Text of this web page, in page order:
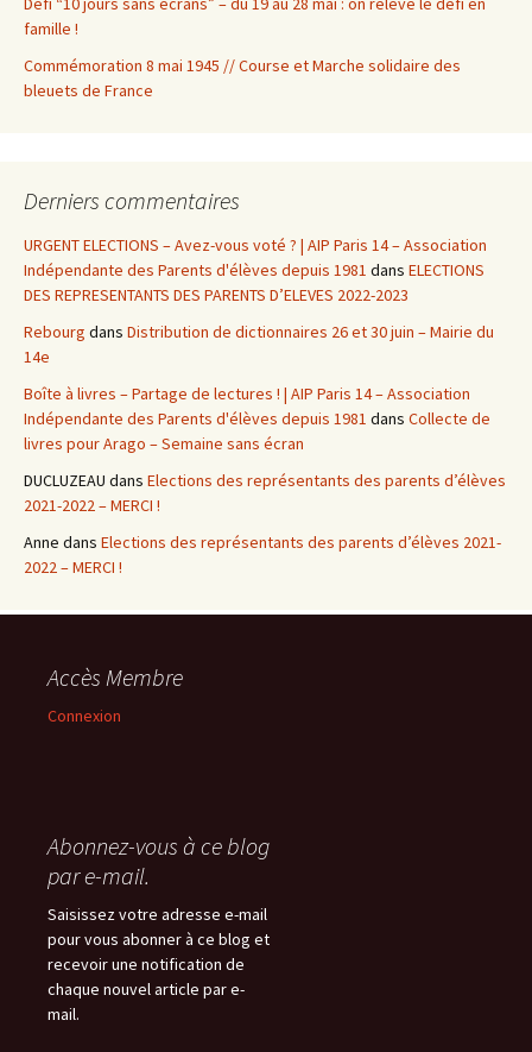
famille !
Commémoration 8 mai 1945 // Course et Marche solidaire des
bleuets de France
Derniers commentaires
URGENT ELECTIONS – Avez-vous voté ? | AIP Paris 14 – Association
Indépendante des Parents d'élèves depuis 1981 dans ELECTIONS
DES REPRESENTANTS DES PARENTS D’ELEVES 2022-2023
Rebourg dans Distribution de dictionnaires 26 et 30 juin – Mairie du
14e
Boîte à livres – Partage de lectures ! | AIP Paris 14 – Association
Indépendante des Parents d'élèves depuis 1981 dans Collecte de
livres pour Arago – Semaine sans écran
DUCLUZEAU dans Elections des représentants des parents d’élèves
2021-2022 – MERCI !
Anne dans Elections des représentants des parents d’élèves 2021-
2022 – MERCI !
Accès Membre
Connexion
Abonnez-vous à ce blog
par e-mail.
Saisissez votre adresse e-mail
pour vous abonner à ce blog et
recevoir une notification de
chaque nouvel article par e-
mail.